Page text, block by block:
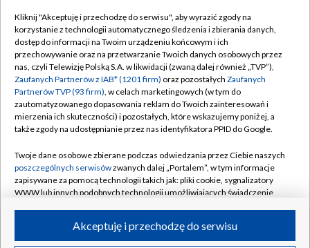
TVP
Abonament TVP
Emisja w TVP
Centrum informacji TVP
Naziemna Telewizja Cyfrowa
Rada Programowa
System NOS
Informacje o nadawcy
Program dla prasy
Regulamin TVP
Polityka prywatności
Moje zgody
Pomoc
Kontakt
Kanały
Kliknij "Akceptuję i przechodzę do serwisu", aby wyrazić zgody na
korzystanie z technologii automatycznego śledzenia i zbierania danych,
dostęp do informacji na Twoim urządzeniu końcowym i ich
przechowywanie oraz na przetwarzanie Twoich danych osobowych przez
nas, czyli Telewizję Polską S.A. w likwidacji (zwaną dalej również „TVP”),
Zaufanych Partnerów z IAB* (1201 firm) oraz pozostałych Zaufanych
Partnerów TVP (93 firm), w celach marketingowych (w tym do
zautomatyzowanego dopasowania reklam do Twoich zainteresowań i
mierzenia ich skuteczności) i pozostałych, które wskazujemy poniżej, a
także zgody na udostępnianie przez nas identyfikatora PPID do Google.
Twoje dane osobowe zbierane podczas odwiedzania przez Ciebie naszych
poszczególnych serwisówzwanych dalej „Portalem”, w tym informacje
zapisywane za pomocą technologii takich jak: pliki cookie, sygnalizatory
WWW lub innych podobnych technologii umożliwiających świadczenie
ruchu w Internecie.Akceptuję i przechodzę do serwisu